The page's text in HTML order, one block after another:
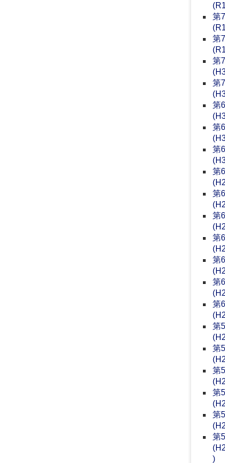
第
第
第
第
第
第
第
第
第
第
第
第
第
第
第
第
第
第
第
第
)